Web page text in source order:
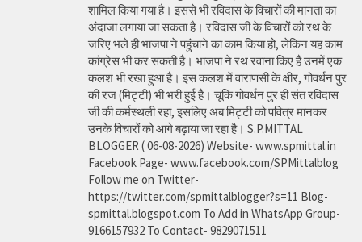
शामिल किया गया है। इससे भी रविदास के विचारों की मानता का
अंदाजा लगाया जा सकता है। रविदास जी के विचारों को रथ के
जरिए भले ही भाजपा ने पहुंचाने का काम किया हो, लेकिन यह काम
कांग्रेस भी कर सकती है। भाजपा ने रथ रवाना किए हैं उनमें एक
कलश भी रखा हुआ है। इस कलश में वाराणसी के क्षीर, गोवर्धन पुर
की रज (मिट्टी) भी भरी हुई है। चूंकि गोवर्धन पुर ही संत रविदास
जी की कर्मस्थली रहा, इसलिए अब मिट्टी को पवित्र मानकर
उनके विचारों को आगे बढ़ाया जा रहा है। S.P.MITTAL
BLOGGER ( 06-08-2026) Website- www.spmittal.in
Facebook Page- www.facebook.com/SPMittalblog
Follow me on Twitter-
https://twitter.com/spmittalblogger?s=11 Blog-
spmittal.blogspot.com To Add in WhatsApp Group-
9166157932 To Contact- 9829071511